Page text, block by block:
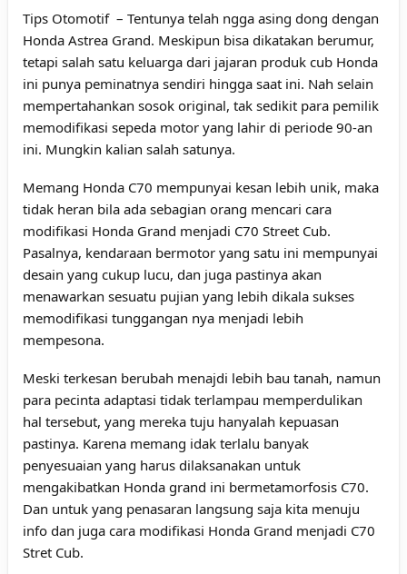
Tips Otomotif – Tentunya telah ngga asing dong dengan
Honda Astrea Grand. Meskipun bisa dikatakan berumur,
tetapi salah satu keluarga dari jajaran produk cub Honda
ini punya peminatnya sendiri hingga saat ini. Nah selain
mempertahankan sosok original, tak sedikit para pemilik
memodifikasi sepeda motor yang lahir di periode 90-an
ini. Mungkin kalian salah satunya.
Memang Honda C70 mempunyai kesan lebih unik, maka
tidak heran bila ada sebagian orang mencari cara
modifikasi Honda Grand menjadi C70 Street Cub.
Pasalnya, kendaraan bermotor yang satu ini mempunyai
desain yang cukup lucu, dan juga pastinya akan
menawarkan sesuatu pujian yang lebih dikala sukses
memodifikasi tunggangan nya menjadi lebih
mempesona.
Meski terkesan berubah menajdi lebih bau tanah, namun
para pecinta adaptasi tidak terlampau memperdulikan
hal tersebut, yang mereka tuju hanyalah kepuasan
pastinya. Karena memang idak terlalu banyak
penyesuaian yang harus dilaksanakan untuk
mengakibatkan Honda grand ini bermetamorfosis C70.
Dan untuk yang penasaran langsung saja kita menuju
info dan juga cara modifikasi Honda Grand menjadi C70
Stret Cub.